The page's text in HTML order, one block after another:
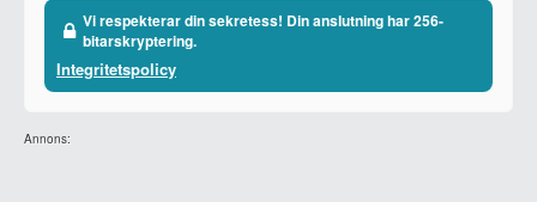
Vi respekterar din sekretess! Din anslutning har 256-
bitarskryptering.
Integritetspolicy
Annons: